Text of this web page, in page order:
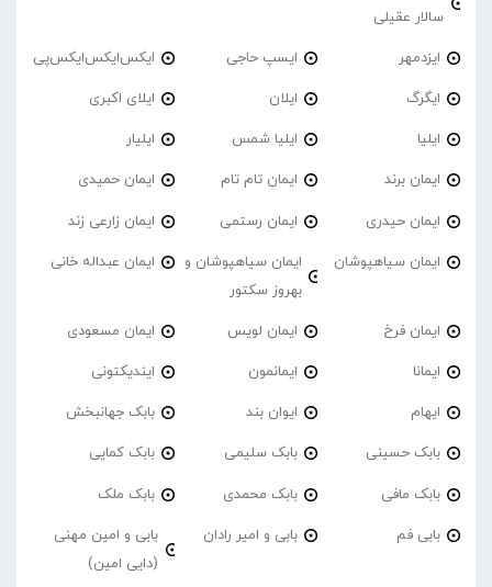
سالار عقیلی
ایزدمهر ایسپ حاجی ایکس‌ایکس‌ایکس‌پی
ایگرگ ایلان ایلای اکبری
ایلیا ایلیا شمس ایلیار
ایمان برند ایمان تام تام ایمان حمیدی
ایمان حیدری ایمان رستمی ایمان زارعی زند
ایمان سیاهپوشان
ایمان سیاهپوشان و
بهروز سکتور
ایمان عبداله خانی
ایمان فرخ ایمان لویس ایمان مسعودی
ایمانا ایمانمون ایندیکتونی
ایهام ایوان بند بابک جهانبخش
بابک حسینی بابک سلیمی بابک کمایی
بابک مافی بابک محمدی بابک ملک
بابی فم بابی و امیر رادان
بابی و امین مهنی
(دایی امین)